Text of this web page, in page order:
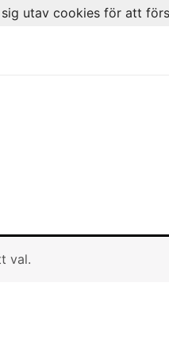
val.
utav cookies för att